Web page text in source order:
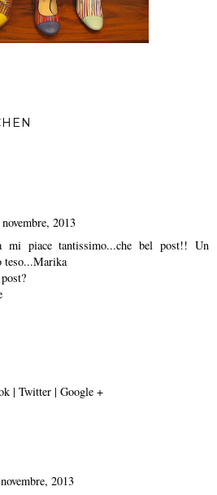
2013
mi piace tantissimo...che bel post!! Un
teso...Marika
| Twitter | Google +
2013